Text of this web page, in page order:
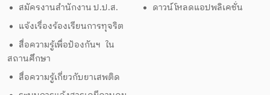
สมัครงานสำนักงาน ป.ป.ส.
แจ้งเรื่องร้องเรียนการทุจริต
สื่อความรู้เพื่อป้องกันฯ ใน
สถานศึกษา
สื่อความรู้เกี่ยวกับยาเสพติด
ดาวน์โหลดแอปพลิเคชั่น